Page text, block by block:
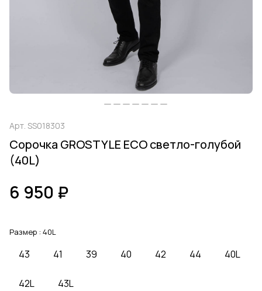
Арт. SS018303
Сорочка GROSTYLE ECO светло-голубой
(40L)
6 950 ₽
Размер : 40L
43 41 39 40 42 44 40L
42L 43L